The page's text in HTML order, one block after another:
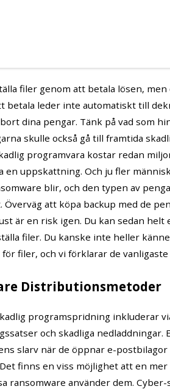
filer genom att betala lösen,
betala leder inte automatiskt till
dina pengar. Tänk på vad som
skulle också gå till framtida
programvara kostar redan
en uppskattning. Och ju fler
blir, och den typen av
att köpa backup med de
är en risk igen. Du kan sedan helt
filer. Du kanske inte heller
filer, och vi förklarar de
Distributionsmetoder
programspridning inkluderar
och skadliga nedladdningar.
slarv när de öppnar e-
finns en viss möjlighet att en
ransomware använder dem.